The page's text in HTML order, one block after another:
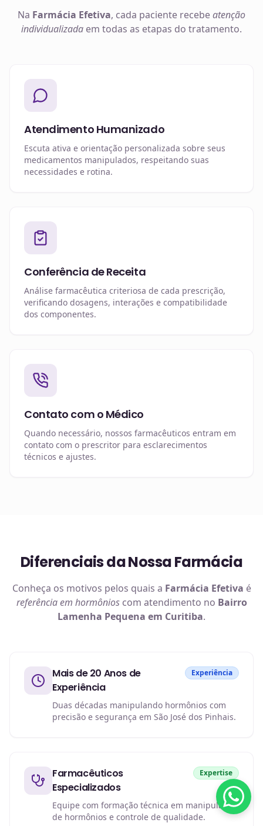
Na Farmácia Efetiva, cada paciente recebeatenção
individualizada em todas as etapas do tratamento.
Atendimento Humanizado
Escuta ativa e orientação personalizada sobre seus
medicamentos manipulados, respeitando suas
necessidades e rotina.
Conferência de Receita
Análise farmacêutica criteriosa de cada prescrição,
verificando dosagens, interações e compatibilidade
dos componentes.
Contato com o Médico
Quando necessário, nossos farmacêuticos entram em
contato com o prescritor para esclarecimentos
técnicos e ajustes.
Diferenciais da Nossa Farmácia
Conheça os motivos pelos quais a Farmácia Efetiva é
referência em hormônioscom atendimento no Bairro
Lamenha Pequena em Curitiba.
Mais de 20 Anos de
Experiência
Experiência
Duas décadas manipulando hormônios com
precisão e segurança em São José dos Pinhais.
Farmacêuticos
Especializados
Expertise
Equipe com formação técnica em manipulação
de hormônios e controle de qualidade.